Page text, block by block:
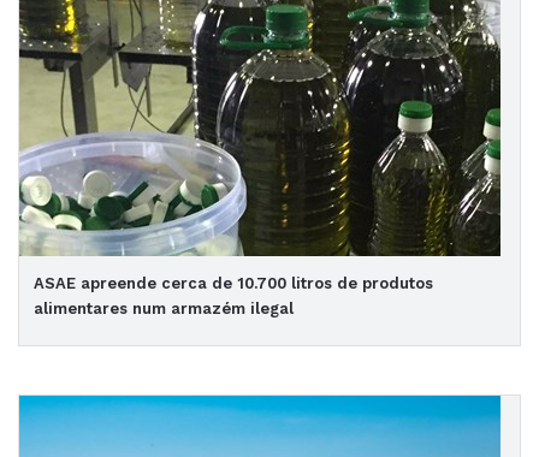
ASAE apreende cerca de 10.700 litros de produtos
alimentares num armazém ilegal